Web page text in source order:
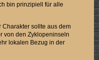
bin prinzipiell für alle
Charakter sollte aus dem
von den Zyklopeninseln
lokalen Bezug in der